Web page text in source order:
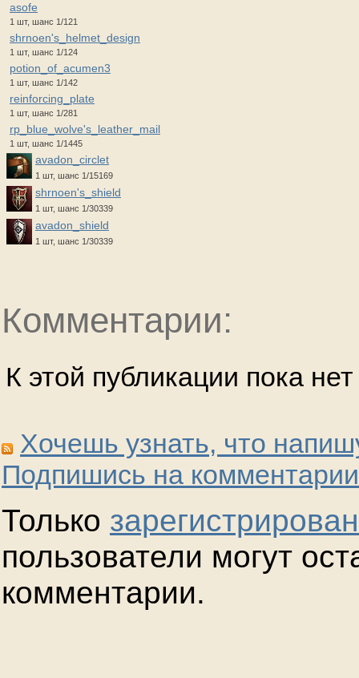
asofe
1 шт, шанс 1/121
shrnoen's_helmet_design
1 шт, шанс 1/124
potion_of_acumen3
1 шт, шанс 1/142
reinforcing_plate
1 шт, шанс 1/281
rp_blue_wolve's_leather_mail
1 шт, шанс 1/1445
avadon_circlet
1 шт, шанс 1/15169
shrnoen's_shield
1 шт, шанс 1/30339
avadon_shield
1 шт, шанс 1/30339
Комментарии:
К этой публикации пока
Хочешь узнать, что
Подпишись на
Только
пользователи могут
комментарии.